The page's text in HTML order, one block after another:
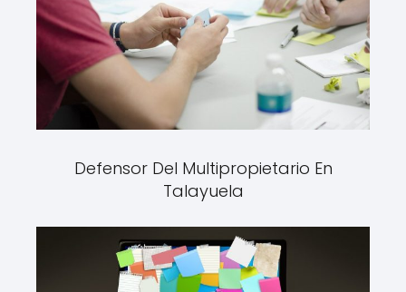
Defensor Del Multipropietario En
Talayuela